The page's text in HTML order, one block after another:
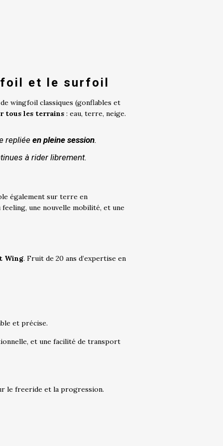
et le surfoil
wingfoil classiques (gonflables et
tous les terrains: eau, terre, neige.
repliée en pleine session.
à rider librement.
également sur terre en
une nouvelle mobilité, et une
Wing. Fruit de 20 ans d’expertise en
et précise.
et une facilité de transport
le freeride et la progression.